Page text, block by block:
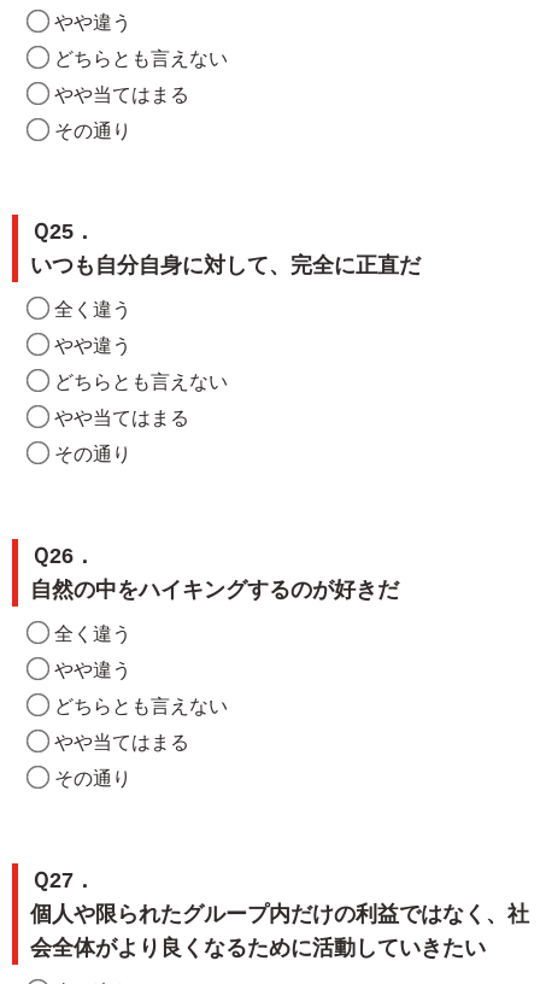
やや違う
どちらとも言えない
やや当てはまる
その通り
Ｑ25．
いつも自分自身に対して、完全に正直だ
全く違う
やや違う
どちらとも言えない
やや当てはまる
その通り
Ｑ26．
自然の中をハイキングするのが好きだ
全く違う
やや違う
どちらとも言えない
やや当てはまる
その通り
Ｑ27．
個人や限られたグループ内だけの利益ではなく、社
会全体がより良くなるために活動していきたい